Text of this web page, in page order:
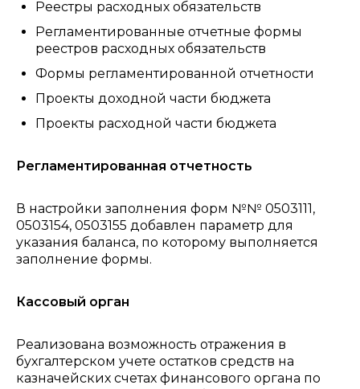
Реестры расходных обязательств
Регламентированные отчетные формы
реестров расходных обязательств
Формы регламентированной отчетности
Проекты доходной части бюджета
Проекты расходной части бюджета
Регламентированная отчетность
В настройки заполнения форм №№ 0503111,
0503154, 0503155 добавлен параметр для
указания баланса, по которому выполняется
заполнение формы.
Кассовый орган
Реализована возможность отражения в
бухгалтерском учете остатков средств на
казначейских счетах финансового органа по